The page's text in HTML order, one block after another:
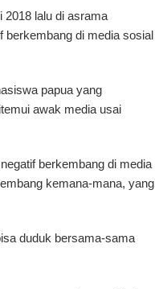
2018 lalu di asrama
berkembang di media sosial
papua yang
awak media usai
berkembang di media
kemana-mana, yang
duduk bersama-sama